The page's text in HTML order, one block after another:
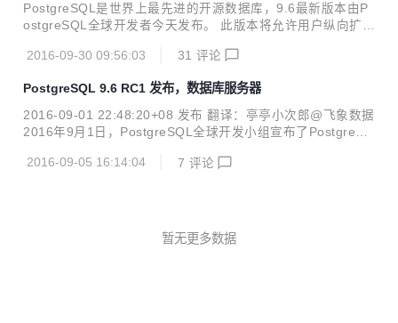
PostgreSQL是世界上最先进的开源数据库，9.6最新版本由P
ostgreSQL全球开发者今天发布。 此版本将允许用户纵向扩展
新功能包括并行查询、同步复制改进、短语搜索、 性能和易用
行查询 9.6版本现支持一些并行查询操作，因而能够利用服务
器上的几个或所有的CPU内核来进行运算，这样返回查询结果
更快。 此版本的并行功能包括并行顺序表扫描、聚合和联接。
根据详细信息和可用内核，并行性可以加快大数据查询，最快
时可高达32倍。 Synthetic Genomics的...
2016-09-30 09:56:03 31 评论
PostgreSQL 9.6 RC1 发布，数据库服务器
2016-09-01 22:48:20+08 发布 翻译：亭亭小次郎@飞象数据
2016年9月1日，PostgreSQL全球开发小组宣布了PostgreSQ
终版本中将要包含的新功能，也包括在前四个beta测试版本中
于检查索引访问的SQL函数 修复Bloom Index中若干bug 添加
2016-09-05 16:14:04 7 评论
暂无更多数据